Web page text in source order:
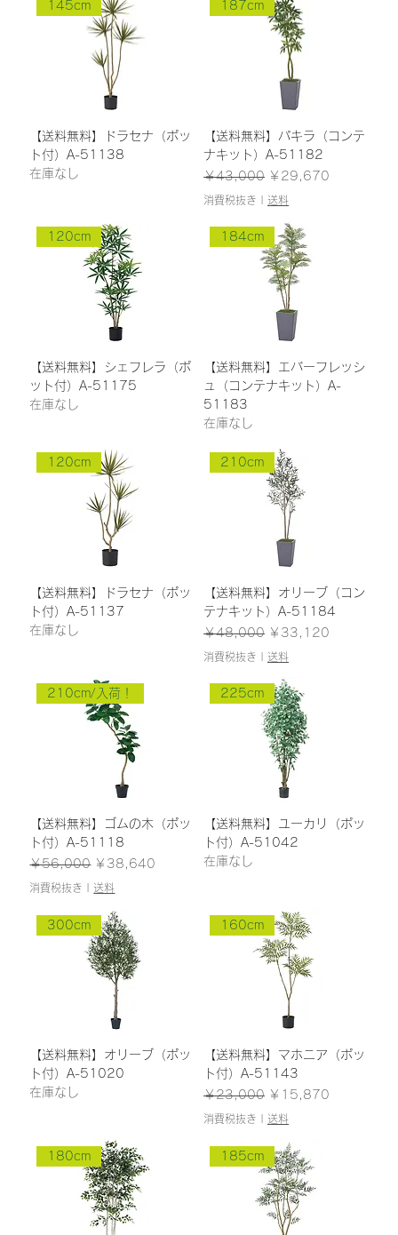
145cm
【送料無料】ドラセナ（ポッ
ト付）A-51138
在庫なし
187cm
【送料無料】パキラ（コンテ
ナキット）A-51182
通常価格
￥43,000 セール価格
￥29,670
消費税抜き 送料
120cm
【送料無料】シェフレラ（ポ
ット付）A-51175
在庫なし
184cm
【送料無料】エバーフレッシ
ュ（コンテナキット）A-
51183
在庫なし
120cm
【送料無料】ドラセナ（ポッ
ト付）A-51137
在庫なし
210cm
【送料無料】オリーブ（コン
テナキット）A-51184
通常価格
￥48,000 セール価格
￥33,120
消費税抜き 送料
210cm/入荷！
【送料無料】ゴムの木（ポッ
ト付）A-51118
通常価格
￥56,000 セール価格
￥38,640
消費税抜き 送料
225cm
【送料無料】ユーカリ（ポッ
ト付）A-51042
在庫なし
300cm
【送料無料】オリーブ（ポッ
ト付）A-51020
在庫なし
160cm
【送料無料】マホニア（ポッ
ト付）A-51143
通常価格
￥23,000 セール価格
￥15,870
消費税抜き 送料
180cm 185cm